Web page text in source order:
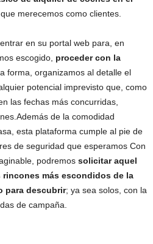
que merecemos como clientes.
en su portal web para, en
escogido, proceder con la
forma, organizamos al detalle el
potencial imprevisto que, como
las fechas más concurridas,
de la comodidad
esta plataforma cumple al pie de
de seguridad que esperamos Con
podremos solicitar aquel
más escondidos de la
para descubrir; ya sea solos, con la
de campaña.